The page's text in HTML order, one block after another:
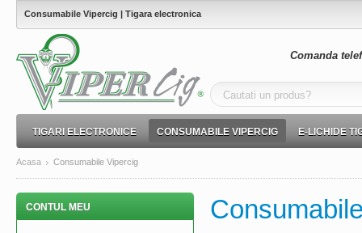
Consumabile Vipercig | Tigara electronica
Comanda
TIGARI ELECTRONICE CONSUMABILE VIPERCIG E-LICHIDE
Acasa Consumabile Vipercig
CONTUL MEU